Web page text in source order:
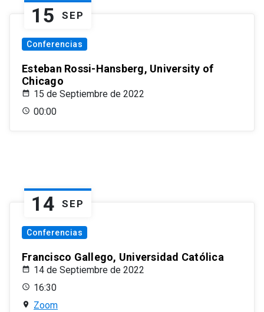
15 SEP
Conferencias
Esteban Rossi-Hansberg, University of
Chicago
15 de Septiembre de 2022
00:00
14 SEP
Conferencias
Francisco Gallego, Universidad Católica
14 de Septiembre de 2022
16:30
Zoom